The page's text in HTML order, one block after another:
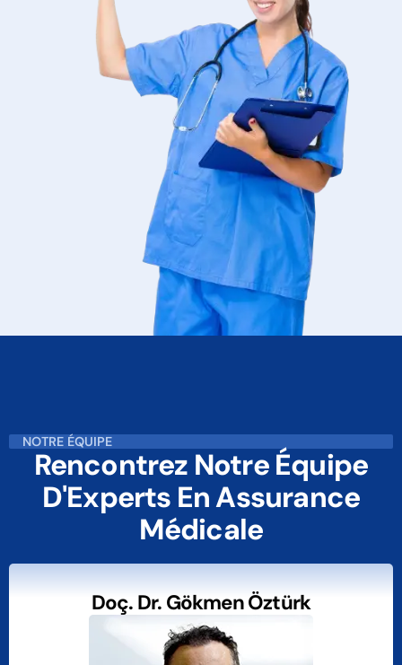
NOTRE ÉQUIPE
Rencontrez Notre Équipe
D'Experts En Assurance
Médicale
Doç. Dr. Gökmen Öztürk